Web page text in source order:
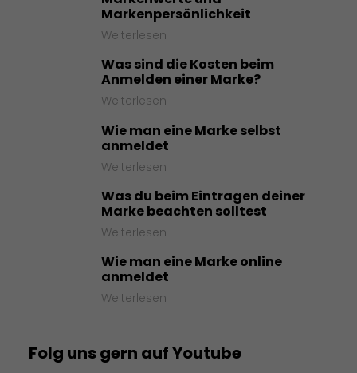
Markenpersönlichkeit
Weiterlesen
Was sind die Kosten beim
Anmelden einer Marke?
Weiterlesen
Wie man eine Marke selbst
anmeldet
Weiterlesen
Was du beim Eintragen deiner
Marke beachten solltest
Weiterlesen
Wie man eine Marke online
anmeldet
Weiterlesen
Folg uns gern auf Youtube